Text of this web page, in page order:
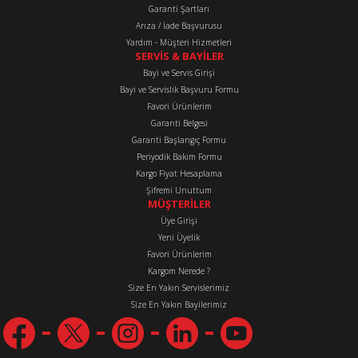
Gönder
Garanti Şartları
Arıza / İade Başvurusu
Yardım - Müşteri Hizmetleri
SERVİS & BAYİLER
Bayi ve Servis Girişi
Bayi ve Servislik Başvuru Formu
Favori Ürünlerim
Garanti Belgesi
Garanti Başlangıç Formu
Periyodik Bakım Formu
Kargo Fiyat Hesaplama
Şifremi Unuttum
MÜŞTERİLER
Üye Girişi
Yeni Üyelik
Favori Ürünlerim
Kargom Nerede ?
Size En Yakın Servislerimiz
Size En Yakın Bayilerimiz